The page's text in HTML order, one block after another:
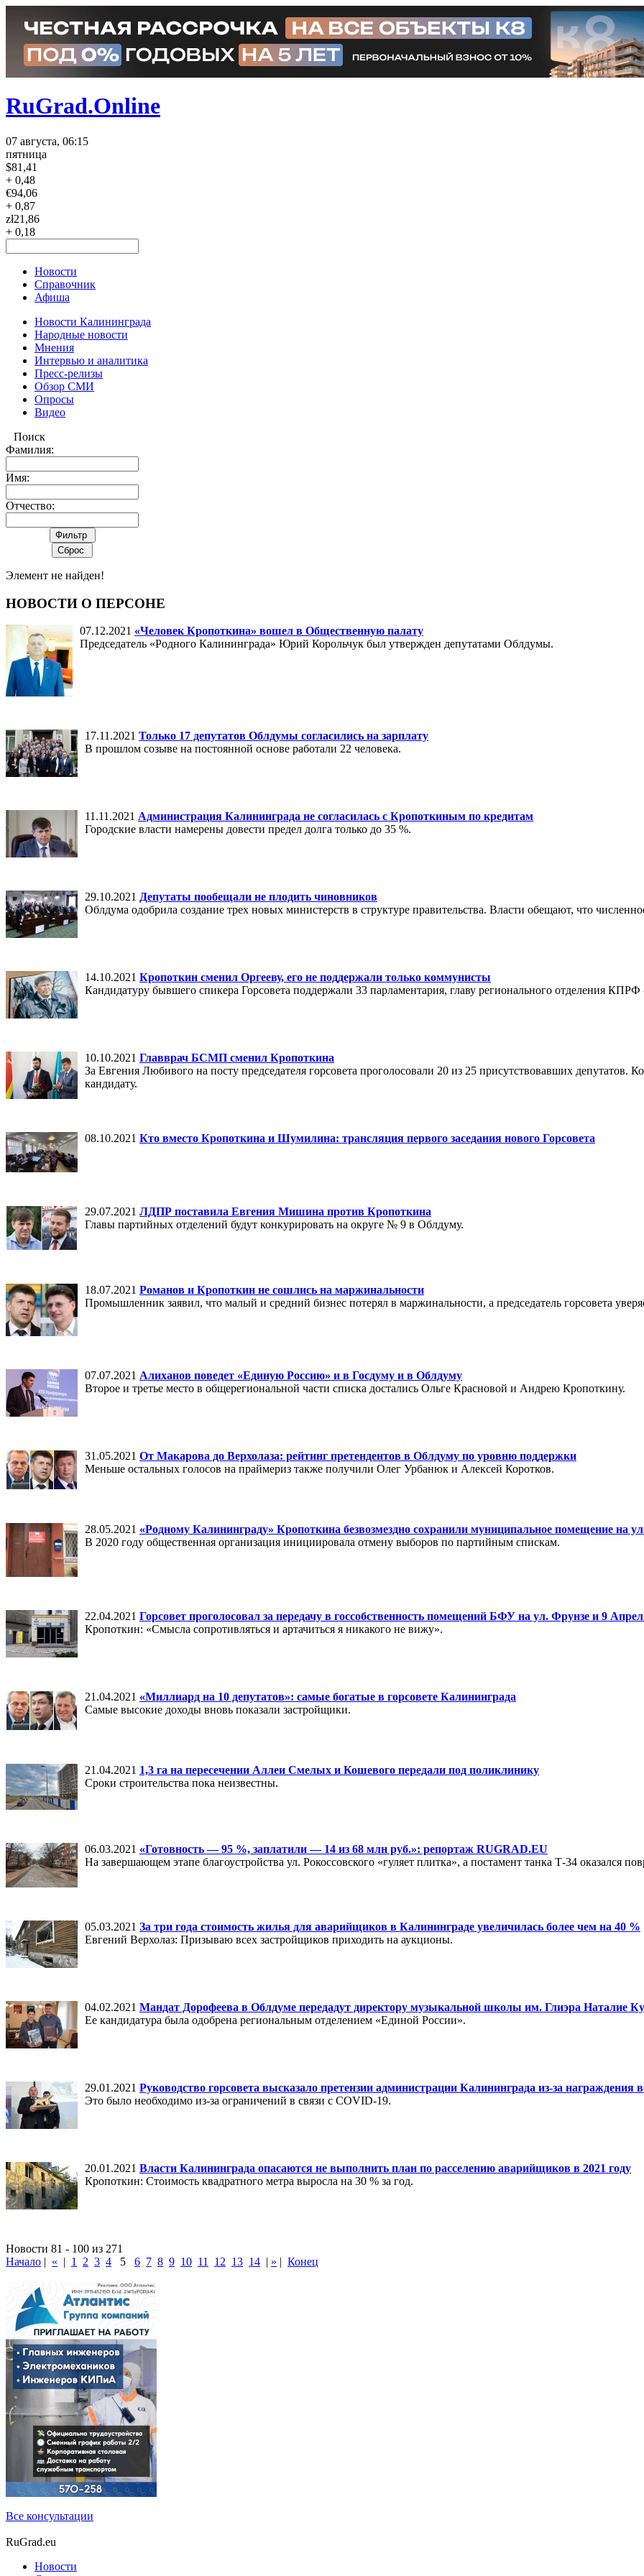
RuGrad.Online
07 августа, 06:15
пятница
$81,41
+ 0,48
€94,06
+ 0,87
zł21,86
+ 0,18
Новости
Справочник
Афиша
Новости Калининграда
Народные новости
Мнения
Интервью и аналитика
Пресс-релизы
Обзор СМИ
Опросы
Видео
Поиск
Фамилия:
Имя:
Отчество:
Элемент не найден!
НОВОСТИ О ПЕРСОНЕ
07.12.2021 «Человек Кропоткина» вошел в Общественную палату
Председатель «Родного Калининграда» Юрий Корольчук был утвержден депутатами Облдумы.
17.11.2021 Только 17 депутатов Облдумы согласились на зарплату
В прошлом созыве на постоянной основе работали 22 человека.
11.11.2021 Администрация Калининграда не согласилась с Кропоткиным по кредитам
Городские власти намерены довести предел долга только до 35 %.
29.10.2021 Депутаты пообещали не плодить чиновников
Облдума одобрила создание трех новых министерств в структуре правительства. Власти обещают, что
14.10.2021 Кропоткин сменил Оргееву, его не поддержали только коммунисты
Кандидатуру бывшего спикера Горсовета поддержали 33 парламентария, главу регионального отделения КПРФ
10.10.2021 Главврач БСМП сменил Кропоткина
За Евгения Любивого на посту председателя горсовета проголосовали 20 из 25 присутствовавших депутатов.
кандидату.
08.10.2021 Кто вместо Кропоткина и Шумилина: трансляция первого заседания нового Горсовета
29.07.2021 ЛДПР поставила Евгения Мишина против Кропоткина
Главы партийных отделений будут конкурировать на округе № 9 в Облдуму.
18.07.2021 Романов и Кропоткин не сошлись на маржинальности
Промышленник заявил, что малый и средний бизнес потерял в маржинальности, а председатель горсовета
07.07.2021 Алиханов поведет «Единую Россию» и в Госдуму и в Облдуму
Второе и третье место в общерегиональной части списка достались Ольге Красновой и Андрею Кропоткину.
31.05.2021 От Макарова до Верхолаза: рейтинг претендентов в Облдуму по уровню поддержки
Меньше остальных голосов на праймериз также получили Олег Урбанюк и Алексей Коротков.
28.05.2021 «Родному Калининграду» Кропоткина безвозмездно сохранили муниципальное помещение на
В 2020 году общественная организация инициировала отмену выборов по партийным спискам.
22.04.2021 Горсовет проголосовал за передачу в госсобственность помещений БФУ на ул. Фрунзе и 9
Кропоткин: «Смысла сопротивляться и артачиться я никакого не вижу».
21.04.2021 «Миллиард на 10 депутатов»: самые богатые в горсовете Калининграда
Самые высокие доходы вновь показали застройщики.
21.04.2021 1,3 га на пересечении Аллеи Смелых и Кошевого передали под поликлинику
Сроки строительства пока неизвестны.
06.03.2021 «Готовность — 95 %, заплатили — 14 из 68 млн руб.»: репортаж RUGRAD.EU
На завершающем этапе благоустройства ул. Рокоссовского «гуляет плитка», а постамент танка Т-34 оказался
05.03.2021 За три года стоимость жилья для аварийщиков в Калининграде увеличилась более чем на 40 %
Евгений Верхолаз: Призываю всех застройщиков приходить на аукционы.
04.02.2021 Мандат Дорофеева в Облдуме передадут директору музыкальной школы им. Глиэра Наталие
Ее кандидатура была одобрена региональным отделением «Единой России».
29.01.2021 Руководство горсовета высказало претензии администрации Калининграда из-за награждения
Это было необходимо из-за ограничений в связи с COVID-19.
20.01.2021 Власти Калининграда опасаются не выполнить план по расселению аварийщиков в 2021 году
Кропоткин: Стоимость квадратного метра выросла на 30 % за год.
Новости 81 - 100 из 271
Начало | « | 1 2 3 4 5 6 7 8 9 10 11 12 13 14 | » | Конец
Все консультации
RuGrad.eu
Новости